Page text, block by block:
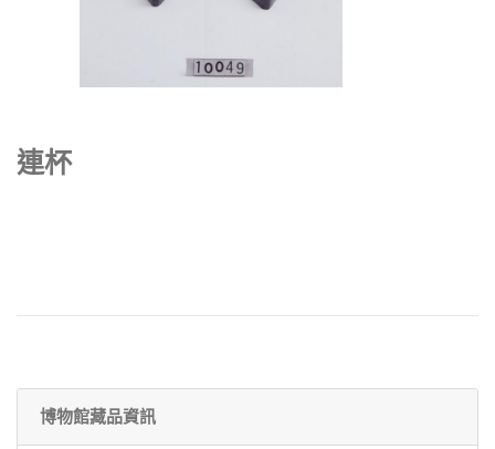
連杯
博物館藏品資訊